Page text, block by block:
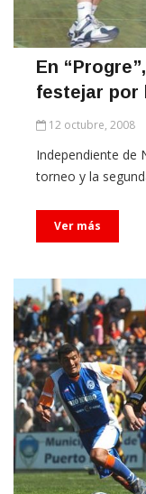
En
festejar por
12 octubre, 2008
Independiente de
torneo y la
Ver más